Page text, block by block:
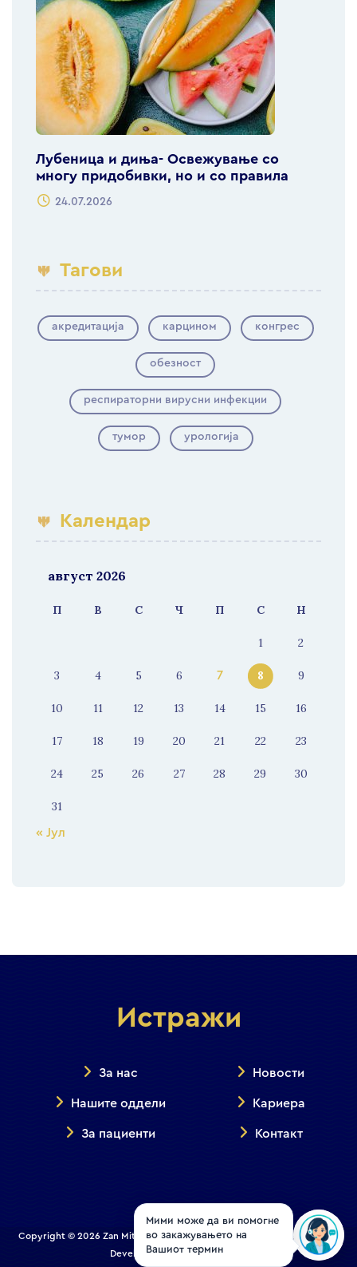
Лубеница и диња- Освежување со
многу придобивки, но и со правила
24.07.2026
Тагови
акредитација карцином конгрес
обезност
респираторни вирусни инфекции
тумор урологија
Календар
август 2026
П В С Ч П С Н
1 2
3 4 5 6 7 8 9
10 11 12 13 14 15 16
17 18 19 20 21 22 23
24 25 26 27 28 29 30
31
« Јул
Истражи
За нас
Нашите оддели
За пациенти
Новости
Кариера
Контакт
Copyright © 2026 Zan Mitrev Clinic | All Rights Reserved. Designed and
Developed byCreative House
Мими може да ви помогне
во закажувањето на
Вашиот термин